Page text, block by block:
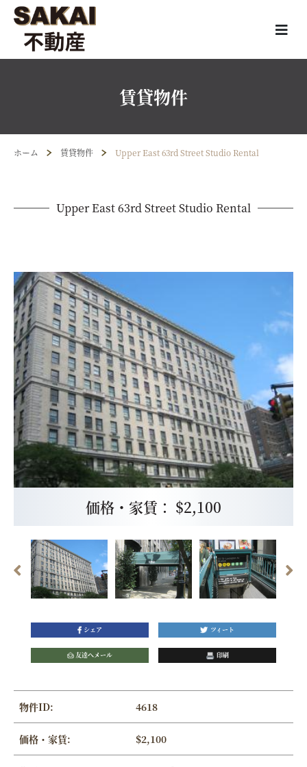
賃貸物件
ホーム 賃貸物件 Upper East 63rd Street Studio Rental
Upper East 63rd Street Studio Rental
価格・家賃： $2,100
シェア ツィート
友達へメール 印刷
物件ID: 4618
価格・家賃: $2,100